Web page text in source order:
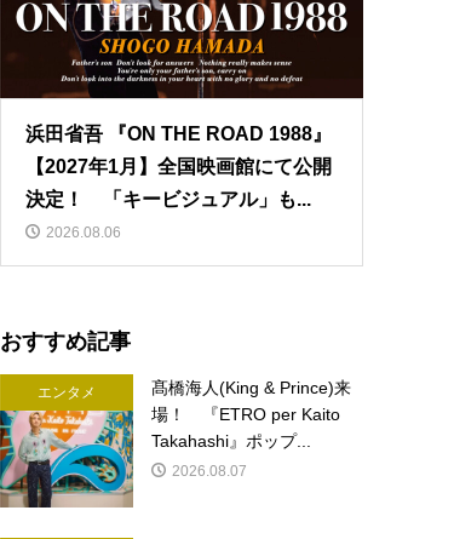
浜田省吾 『ON THE ROAD 1988』
【2027年1月】全国映画館にて公開
決定！ 「キービジュアル」も...
2026.08.06
おすすめ記事
エンタメ
髙橋海人(King & Prince)来
場！ 『ETRO per Kaito
Takahashi』ポップ...
2026.08.07